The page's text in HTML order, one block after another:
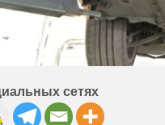
сетях